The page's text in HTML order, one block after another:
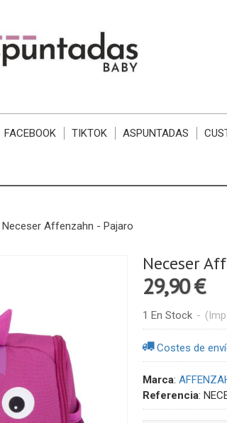
FACEBOOK TIKTOK ASPUNTADAS
Neceser Affenzahn - Pajaro
Neceser
29,90 €
1 En Stock -
Costes de
Marca:
Referencia: